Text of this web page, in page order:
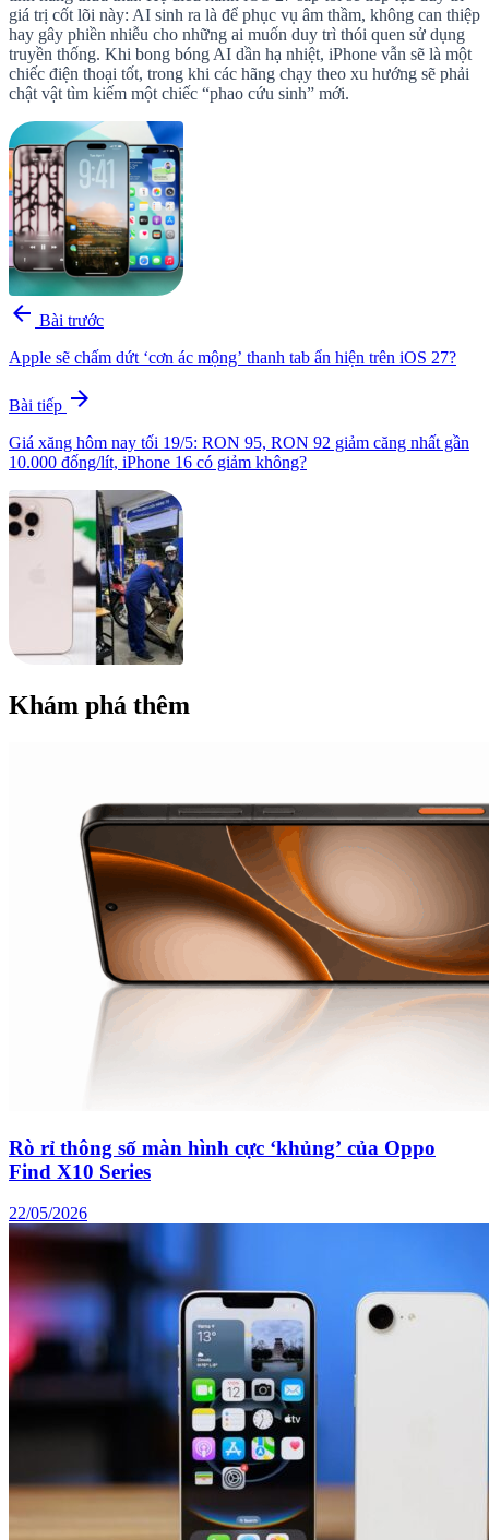
giá trị cốt lõi này: AI sinh ra là để phục vụ âm thầm, không can thiệp
hay gây phiền nhiễu cho những ai muốn duy trì thói quen sử dụng
truyền thống. Khi bong bóng AI dần hạ nhiệt, iPhone vẫn sẽ là một
chiếc điện thoại tốt, trong khi các hãng chạy theo xu hướng sẽ phải
chật vật tìm kiếm một chiếc “phao cứu sinh” mới.
arrow_back Bài trước
Apple sẽ chấm dứt ‘cơn ác mộng’ thanh tab ẩn hiện trên iOS 27?
Bài tiếp arrow_forward
Giá xăng hôm nay tối 19/5: RON 95, RON 92 giảm căng nhất gần
10.000 đống/lít, iPhone 16 có giảm không?
Khám phá thêm
Rò rỉ thông số màn hình cực ‘khủng’ của Oppo
Find X10 Series
22/05/2026